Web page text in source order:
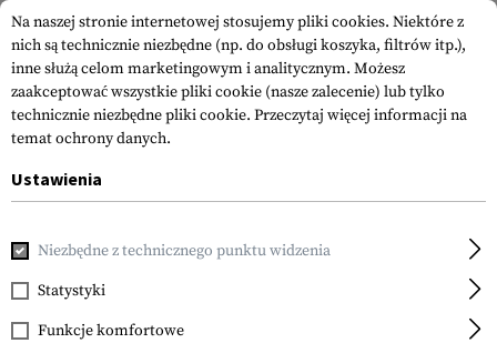
Glock
Magazine for Glock 38
.45 GAP 8rds
Na naszej stronie internetowej stosujemy pliki cookies. Niektóre z
nich są technicznie niezbędne (np. do obsługi koszyka, filtrów itp.),
inne służą celom marketingowym i analitycznym. Możesz
zaakceptować wszystkie pliki cookie (nasze zalecenie) lub tylko
technicznie niezbędne pliki cookie. Przeczytaj więcej informacji na
temat ochrony danych.
Ustawienia
Niezbędne z technicznego punktu widzenia
Statystyki
Funkcje komfortowe